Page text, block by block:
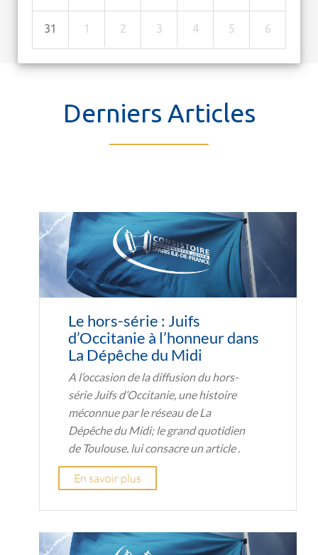
31 1 2 3 4 5 6
Derniers Articles
Le hors-série : Juifs
d’Occitanie à l’honneur dans
La Dépêche du Midi
A l’occasion de la diffusion du hors-
série Juifs d’Occitanie, une histoire
méconnue par le réseau de La
Dépêche du Midi; le grand quotidien
de Toulouse, lui consacre un article .
En savoir plus